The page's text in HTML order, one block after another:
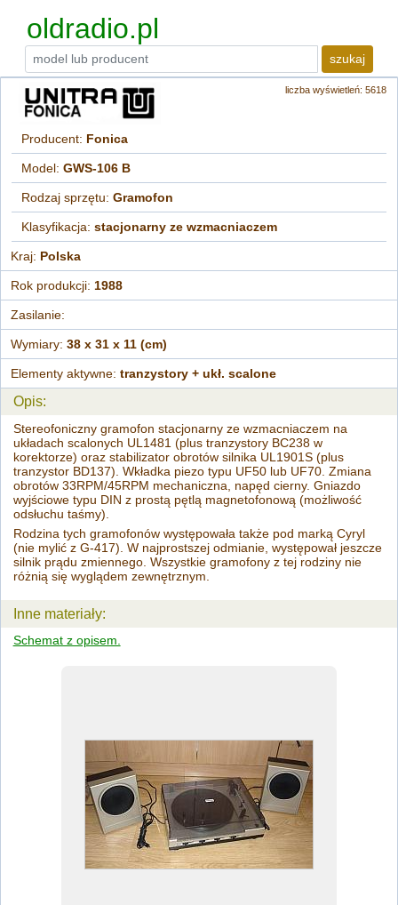
oldradio.pl
szukaj
liczba wyświetleń: 5618
Producent: Fonica
Model:GWS-106 B
Rodzaj sprzętu:Gramofon
Klasyfikacja:stacjonarny ze wzmacniaczem
Kraj: Polska
Rok produkcji: 1988
Zasilanie:
Wymiary:38 x 31 x 11 (cm)
Elementy aktywne:tranzystory + ukł. scalone
Opis:
Stereofoniczny gramofon stacjonarny ze wzmacniaczem na
układach scalonych UL1481 (plus tranzystory BC238 w
korektorze) oraz stabilizator obrotów silnika UL1901S (plus
tranzystor BD137). Wkładka piezo typu UF50 lub UF70. Zmiana
obrotów 33RPM/45RPM mechaniczna, napęd cierny. Gniazdo
wyjściowe typu DIN z prostą pętlą magnetofonową (możliwość
odsłuchu taśmy).
Rodzina tych gramofonów występowała także pod marką Cyryl
(nie mylić z G-417). W najprostszej odmianie, występował jeszcze
silnik prądu zmiennego. Wszystkie gramofony z tej rodziny nie
różnią się wyglądem zewnętrznym.
Inne materiały:
Schemat z opisem.